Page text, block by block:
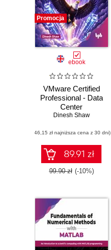
Promocja
ebook
VMware Certified
Professional - Data
Center
Virtualization
Certification Guide
Dinesh Shaw
(46,15 zł najniższa cena z 30 dni)
89.91 zł
99.90 zł (-10%)